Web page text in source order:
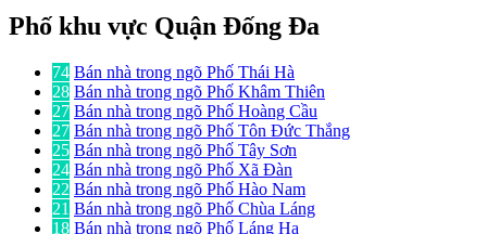
Phố khu vực Quận Đống Đa
74 Bán nhà trong ngõ Phố Thái Hà
28 Bán nhà trong ngõ Phố Khâm Thiên
27 Bán nhà trong ngõ Phố Hoàng Cầu
27 Bán nhà trong ngõ Phố Tôn Đức Thắng
25 Bán nhà trong ngõ Phố Tây Sơn
24 Bán nhà trong ngõ Phố Xã Đàn
22 Bán nhà trong ngõ Phố Hào Nam
21 Bán nhà trong ngõ Phố Chùa Láng
18 Bán nhà trong ngõ Phố Láng Hạ